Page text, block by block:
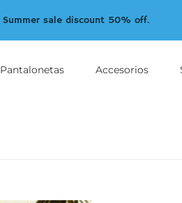
Summer sale discount 50% off.
Pantalonetas Accesorios